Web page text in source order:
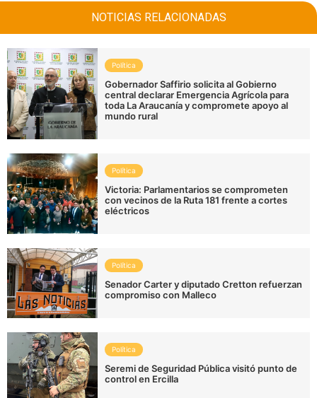
NOTICIAS RELACIONADAS
Política
Gobernador Saffirio solicita al Gobierno
central declarar Emergencia Agrícola para
toda La Araucanía y compromete apoyo al
mundo rural
Política
Victoria: Parlamentarios se comprometen
con vecinos de la Ruta 181 frente a cortes
eléctricos
Política
Senador Carter y diputado Cretton refuerzan
compromiso con Malleco
Política
Seremi de Seguridad Pública visitó punto de
control en Ercilla